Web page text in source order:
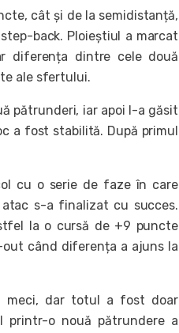
cât și de la semidistanță,
back. Ploieștiul a marcat
diferența dintre cele două
ale sfertului.
pătrunderi, iar apoi l-a găsit
a fost stabilită. După primul
cu o serie de faze în care
s-a finalizat cu succes.
la o cursă de +9 puncte
când diferența a ajuns la
meci, dar totul a fost doar
printr-o nouă pătrundere a